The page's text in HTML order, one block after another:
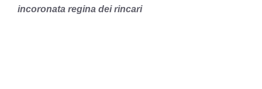
incoronata regina dei rincari